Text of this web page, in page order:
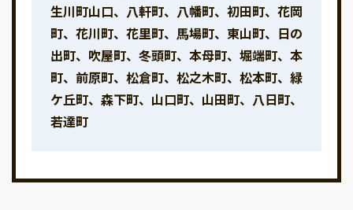
生川町山口、八軒町、八幡町、初田町、花岡
町、花川町、花里町、馬場町、東山町、日の
出町、吹屋町、冬頭町、本母町、堀端町、本
町、前原町、松倉町、松之木町、松本町、緑
ケ丘町、森下町、山口町、山田町、八日町、
若達町